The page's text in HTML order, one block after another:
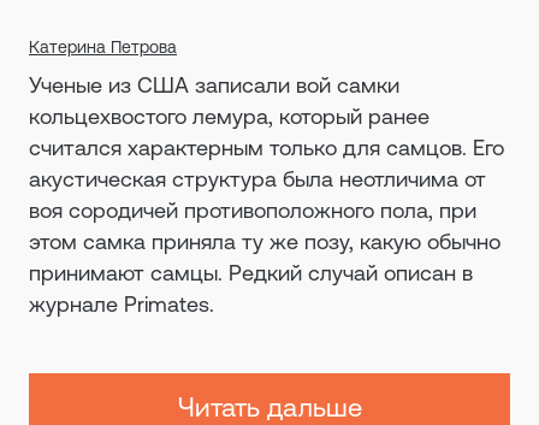
Катерина Петрова
Ученые из США записали вой самки
кольцехвостого лемура, который ранее
считался характерным только для самцов. Его
акустическая структура была неотличима от
воя сородичей противоположного пола, при
этом самка приняла ту же позу, какую обычно
принимают самцы. Редкий случай описан в
журнале Primates.
Читать дальше